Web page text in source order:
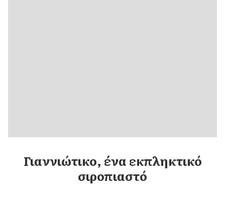
Γιαννιώτικο, ένα εκπληκτικό
σιροπιαστό